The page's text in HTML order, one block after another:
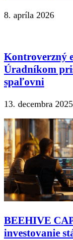
8. apríla 2026
Kontroverzný
Úradníkom
spaľovni
13. decembra 2025
BEEHIVE
investovanie